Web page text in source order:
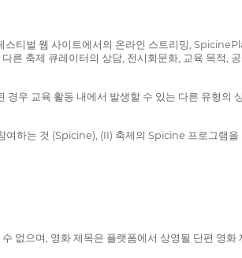
스티벌 웹 사이트에서의 온라인 스트리밍,
른 축제 큐레이터의 상담, 전시회문화, 교육 목적,
우 교육 활동 내에서 발생할 수 있는 다른 유형의
하는 것 (Spicine), (II) 축제의 Spicine 프로그램을
없으며, 영화 제목은 플랫폼에서 상영될 단편 영화